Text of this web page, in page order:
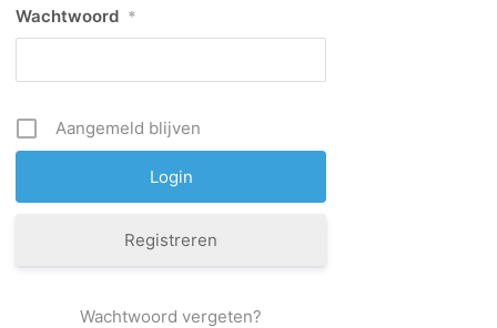
Wachtwoord *
Aangemeld blijven
Registreren
Wachtwoord vergeten?